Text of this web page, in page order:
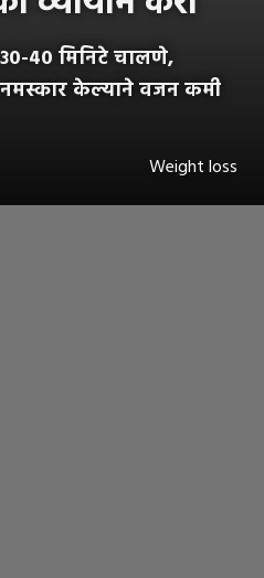
४० मिनिटे चालणे,
नमस्कार केल्याने वजन कमी
Weight loss